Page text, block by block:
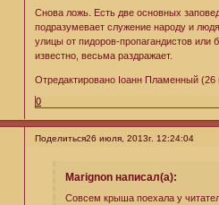
Снова ложь. Есть две основных
подразумевает служение народу и
улицы от пидоров-пропагандистов или
известно, весьма раздражает.
Отредактировано Iоанн Пламенный (26
0
Поделиться26 июля, 2013г. 12:24:04
Marignon написал(а):
Совсем крыша поехала у